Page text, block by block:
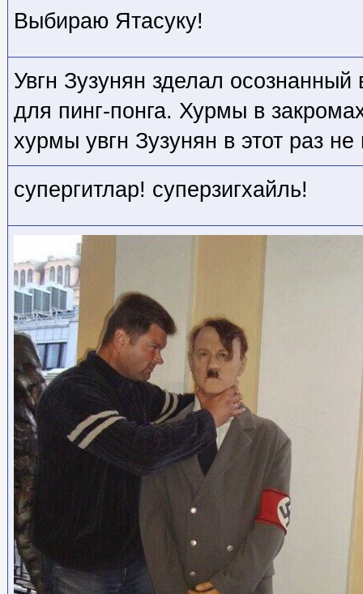
Выбираю Ятасуку!
Увгн Зузунян зделал
для пинг-понга. Хурмы в
хурмы увгн Зузунян в этот раз не
супергитлар! суперзигхайль!